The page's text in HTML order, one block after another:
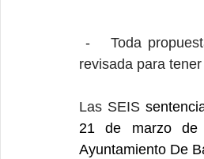
-   Toda propuesta o estudio para la  creación de zonas de bajas emisiones debe ser
revisada para
Las SEIS
21 de marzo de
Ayuntamiento De